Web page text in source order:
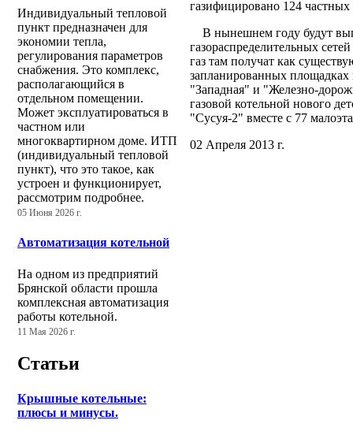
Индивидуальный тепловой
пункт предназначен для
экономии тепла,
регулирования параметров
снабжения. Это комплекс,
располагающийся в
отдельном помещении.
Может эксплуатироваться в
частном или
многоквартирном доме. ИТП
(индивидуальный тепловой
пункт), что это такое, как
устроен и функционирует,
рассмотрим подробнее.
05 Июня 2026 г.
Автоматизация котельной
На одном из предприятий
Брянской области прошла
комплексная автоматизация
работы котельной.
11 Мая 2026 г.
Статьи
Крышные котельные:
плюсы и минусы.
газифицировано 124
В нынешнем году будут
газораспределительных
газ там получат как
запланированных
"Западная" и "Железно-
газовой котельной нового
"Сусуя-2" вместе с 77
02 Апреля 2013 г.